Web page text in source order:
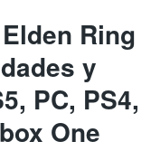
Ring
y
PC, PS4,
One